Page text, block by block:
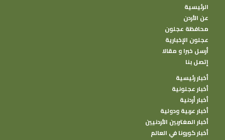
الرئيسية
عن الأردن
محافظة عجلون
عجلون الإخبارية
أرسل خبرا و مقالا
إتصل بنا
أخبار رئيسية
أخبار عجلونية
أخبار أردنية
أخبار عربية ودولية
أخبار المغتربين الأردنيين
أخبار كورونا في العالم